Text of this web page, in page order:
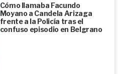
Cómo llamaba Facundo
Moyano a Candela Arizaga
frente a la Policía tras el
confuso episodio en Belgrano